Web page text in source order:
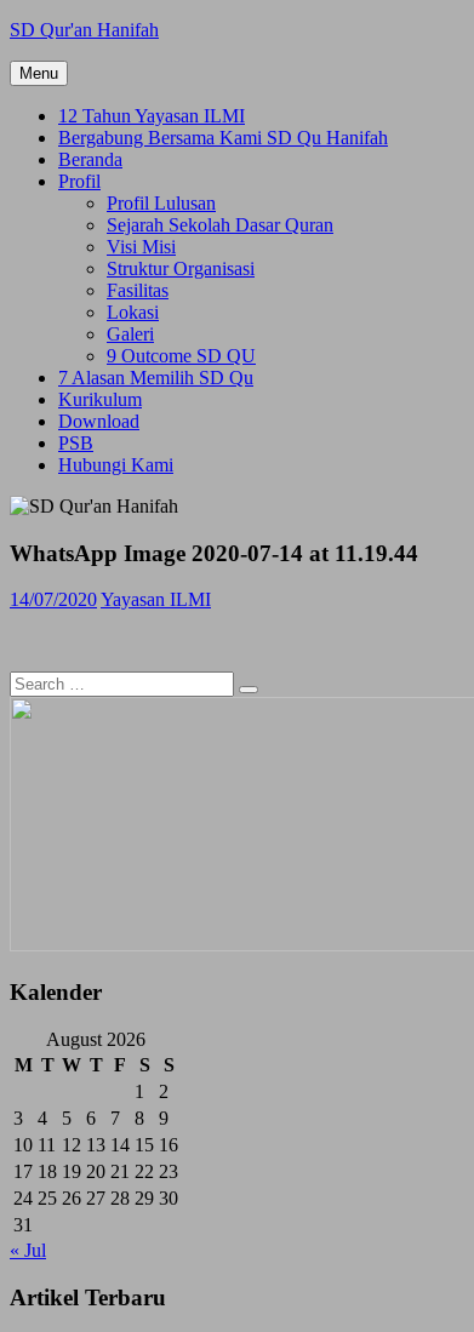
Skip
content
SD Qur'an Hanifah
Menu
12 Tahun Yayasan ILMI
Bergabung Bersama Kami SD Qu Hanifah
Beranda
Profil
Profil Lulusan
Sejarah Sekolah Dasar Quran
Visi Misi
Struktur Organisasi
Fasilitas
Lokasi
Galeri
9 Outcome SD QU
7 Alasan Memilih SD Qu
Kurikulum
Download
PSB
Hubungi Kami
WhatsApp Image 2020-07-14 at 11.19.44
14/07/2020Yayasan ILMI
Search
for:
Kalender
August 2026
M T W T F S
S
1
2
3
4 5 6 7 8
9
10 11 12 13 14 15 16
17 18 19 20 21 22 23
24 25 26 27 28 29 30
31
« Jul
Artikel Terbaru